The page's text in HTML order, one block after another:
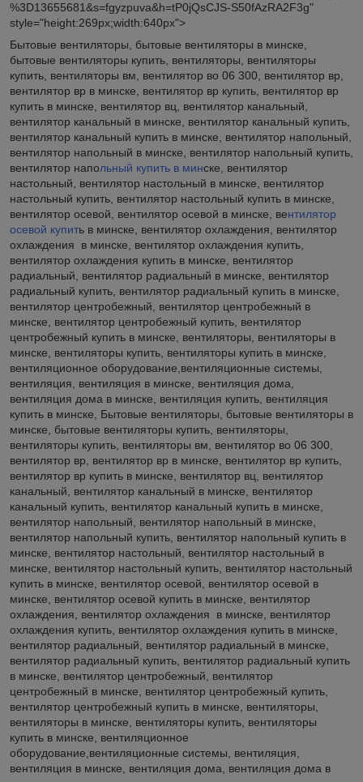
%3D13655681&s=fgyzpuva&h=tP0jQsCJS-S50fAzRA2F3g"
style="height:269px;width:640px">
Бытовые вентиляторы, бытовые вентиляторы в минске,
бытовые вентиляторы купить, вентиляторы, вентиляторы
купить, вентиляторы вм, вентилятор во 06 300, вентилятор вр,
вентилятор вр в минске, вентилятор вр купить, вентилятор вр
купить в минске, вентилятор вц, вентилятор канальный,
вентилятор канальный в минске, вентилятор канальный купить,
вентилятор канальный купить в минске, вентилятор напольный,
вентилятор напольный в минске, вентилятор напольный купить,
вентилятор напольный купить в минске, вентилятор
настольный, вентилятор настольный в минске, вентилятор
настольный купить, вентилятор настольный купить в минске,
вентилятор осевой, вентилятор осевой в минске, вентилятор
осевой купить в минске, вентилятор охлаждения, вентилятор
охлаждения в минске, вентилятор охлаждения купить,
вентилятор охлаждения купить в минске, вентилятор
радиальный, вентилятор радиальный в минске, вентилятор
радиальный купить, вентилятор радиальный купить в минске,
вентилятор центробежный, вентилятор центробежный в
минске, вентилятор центробежный купить, вентилятор
центробежный купить в минске, вентиляторы, вентиляторы в
минске, вентиляторы купить, вентиляторы купить в минске,
вентиляционное оборудование,вентиляционные системы,
вентиляция, вентиляция в минске, вентиляция дома,
вентиляция дома в минске, вентиляция купить, вентиляция
купить в минске, Бытовые вентиляторы, бытовые вентиляторы в
минске, бытовые вентиляторы купить, вентиляторы,
вентиляторы купить, вентиляторы вм, вентилятор во 06 300,
вентилятор вр, вентилятор вр в минске, вентилятор вр купить,
вентилятор вр купить в минске, вентилятор вц, вентилятор
канальный, вентилятор канальный в минске, вентилятор
канальный купить, вентилятор канальный купить в минске,
вентилятор напольный, вентилятор напольный в минске,
вентилятор напольный купить, вентилятор напольный купить в
минске, вентилятор настольный, вентилятор настольный в
минске, вентилятор настольный купить, вентилятор настольный
купить в минске, вентилятор осевой, вентилятор осевой в
минске, вентилятор осевой купить в минске, вентилятор
охлаждения, вентилятор охлаждения в минске, вентилятор
охлаждения купить, вентилятор охлаждения купить в минске,
вентилятор радиальный, вентилятор радиальный в минске,
вентилятор радиальный купить, вентилятор радиальный купить
в минске, вентилятор центробежный, вентилятор
центробежный в минске, вентилятор центробежный купить,
вентилятор центробежный купить в минске, вентиляторы,
вентиляторы в минске, вентиляторы купить, вентиляторы
купить в минске, вентиляционное
оборудование,вентиляционные системы, вентиляция,
вентиляция в минске, вентиляция дома, вентиляция дома в